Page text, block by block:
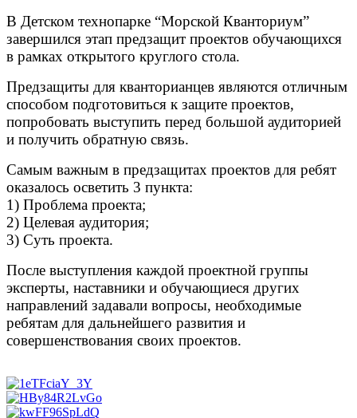
В Детском технопарке “Морской Кванториум”
завершился этап предзащит проектов обучающихся
в рамках открытого круглого стола.
Предзащиты для кванторианцев являются отличным
способом подготовиться к защите проектов,
попробовать выступить перед большой аудиторией
и получить обратную связь.
Самым важным в предзащитах проектов для ребят
оказалось осветить 3 пункта:
1) Проблема проекта;
2) Целевая аудитория;
3) Суть проекта.
После выступления каждой проектной группы
эксперты, наставники и обучающиеся других
направлений задавали вопросы, необходимые
ребятам для дальнейшего развития и
совершенствования своих проектов.